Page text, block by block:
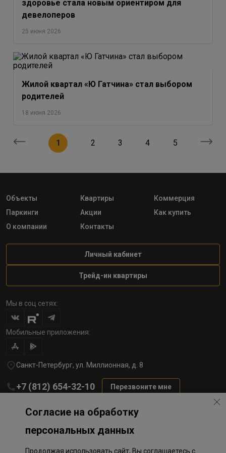
здоровье стала новым ориентиром для
девелоперов
25 июня 2026
Жилой квартал «Ю Гатчина» стал выбором
родителей
18 июня 2026
1 2 3 4 5
Объекты Квартиры
Коммерция
Паркинги
Акции
Как купить
О компании
Контакты
Личный кабинет
Трейд-ин квартиры
Мы в соц сетях:
Мобильные приложения:
Санкт-Петербург, ул. Миллионная, д. 8
+7 (812) 654-32-10 Перезвоните мне
Политика обработки персональных данных
Согласие на обработку
персональных данных
Продолжая использовать сайт, Вы соглашаетесь с